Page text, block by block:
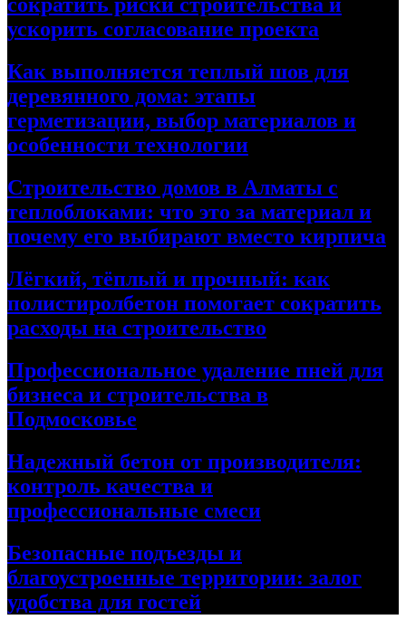
сократить риски строительства и
ускорить согласование проекта
Как выполняется теплый шов для
деревянного дома: этапы
герметизации, выбор материалов и
особенности технологии
Строительство домов в Алматы с
теплоблоками: что это за материал и
почему его выбирают вместо кирпича
Лёгкий, тёплый и прочный: как
полистиролбетон помогает сократить
расходы на строительство
Профессиональное удаление пней для
бизнеса и строительства в
Подмосковье
Надежный бетон от производителя:
контроль качества и
профессиональные смеси
Безопасные подъезды и
благоустроенные территории: залог
удобства для гостей